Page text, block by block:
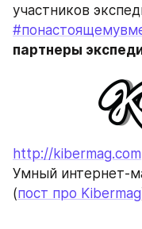
участников
партнеры
http://kibermag.com
Умный интернет-
(пост про Kibermag